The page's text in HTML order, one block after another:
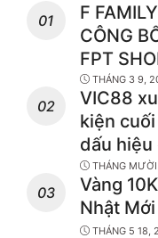
F
CÔNG
FPT
HIỆU F
THÁNG 3 9,
VIC88
kiện
dấu hiệu
cược
THÁNG
Vàng
Nhật
THÁNG 5 18,